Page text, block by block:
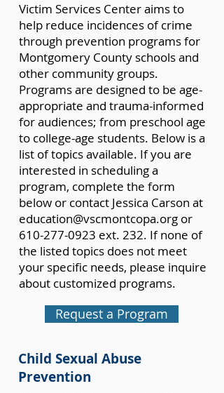
Victim Services Center aims to
help reduce incidences of crime
through prevention programs for
Montgomery County schools and
other community groups.
Programs are designed to be age-
appropriate and trauma-informed
for audiences; from preschool age
to college-age students. Below is a
list of topics available. If you are
interested in scheduling a
program, complete the form
below or contact Jessica Carson at
education@vscmontcopa.org or
610-277-0923 ext. 232. If none of
the listed topics does not meet
your specific needs, please inquire
about customized programs.
Request a Program
Child Sexual Abuse
Prevention